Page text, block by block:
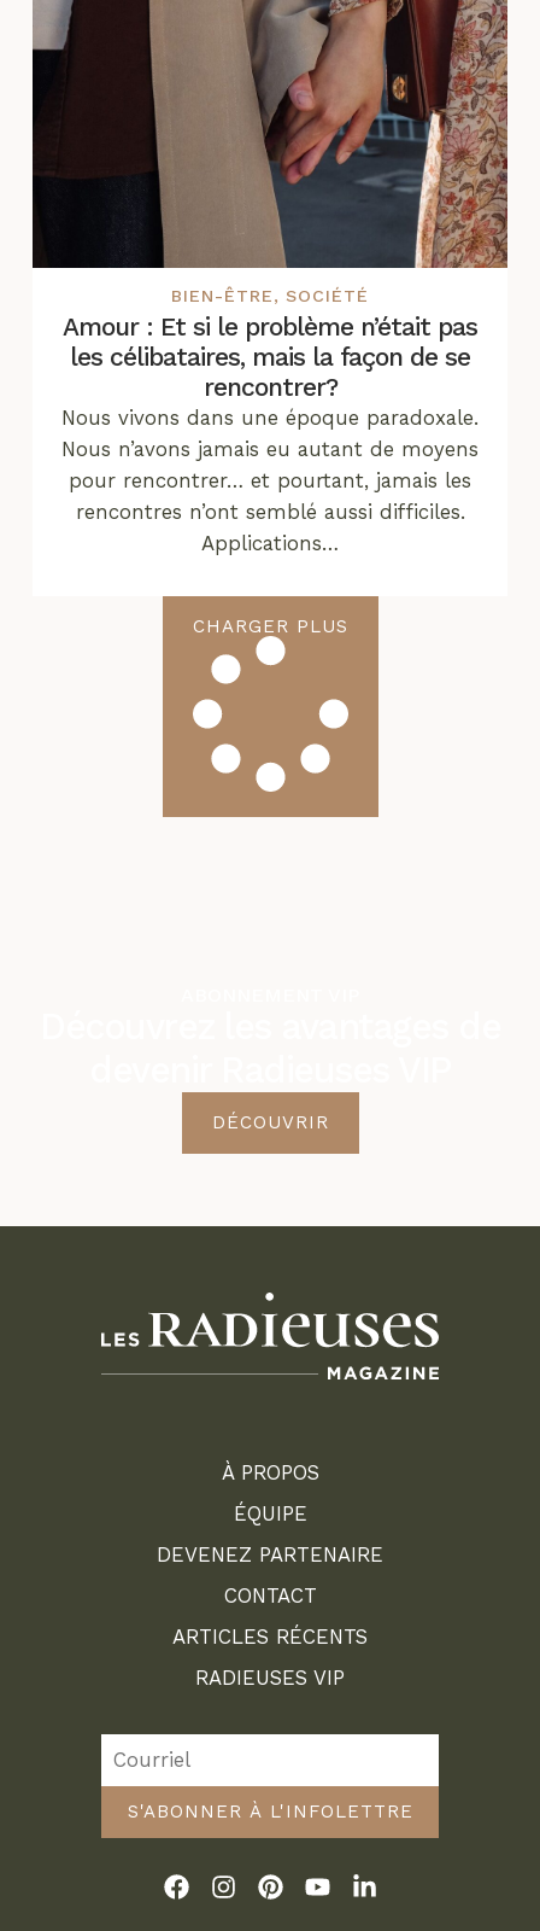
BIEN-ÊTRE, SOCIÉTÉ
Amour : Et si le problème n’était pas
les célibataires, mais la façon de se
rencontrer?
Nous vivons dans une époque paradoxale.
Nous n’avons jamais eu autant de moyens
pour rencontrer… et pourtant, jamais les
rencontres n’ont semblé aussi difficiles.
Applications…
CHARGER PLUS
DÉCOUVRIR
À PROPOS
ÉQUIPE
DEVENEZ PARTENAIRE
CONTACT
ARTICLES RÉCENTS
RADIEUSES VIP
S'ABONNER À L'INFOLETTRE